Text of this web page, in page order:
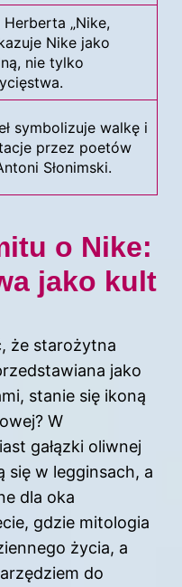
„Nike,
Nike jako
nie tylko
symbolizuje walkę i
przez poetów
Słonimski.
o Nike:
jako kult
że starożytna
jako
stanie się ikoną
W
gałązki oliwnej
się w legginsach, a
dla oka
gdzie mitologia
życia, a
do